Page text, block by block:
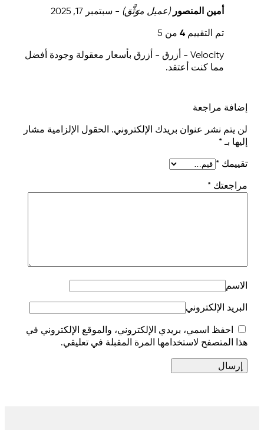
أمين المنصور(عميل موَثَّق) - سبتمبر 17, 2025
تم التقييم 4 من 5
Velocity - أزرق - أزرق بأسعار معقولة وجودة أفضل
مما كنت أعتقد.
إضافة مراجعة
لن يتم نشر عنوان بريدك الإلكتروني.
الحقول الإلزامية مشار
إليها بـ*
تقييمك *
مراجعتك *
الاسم
البريد الإلكتروني
احفظ اسمي، بريدي الإلكتروني، والموقع الإلكتروني في
هذا المتصفح لاستخدامها المرة المقبلة في تعليقي.